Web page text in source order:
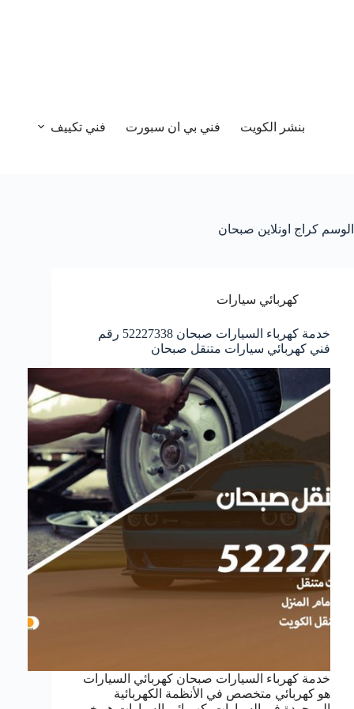
بنشر الكويت فني بي ان سبورت فني تكييف
الوسم كراج اونلاين صبحان
كهربائي سيارات
خدمة كهرباء السيارات صبحان 52227338 رقم
فني كهربائي سيارات متنقل صبحان
خدمة كهرباء السيارات صبحان كهربائي السيارات
هو كهربائي متخصص في الأنظمة الكهربائية